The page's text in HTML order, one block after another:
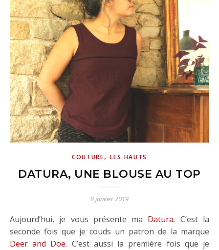
COUTURE, LES HAUTS
DATURA, UNE BLOUSE AU TOP
8 janvier 2019
Aujourd’hui, je vous présente ma Datura. C’est la
seconde fois que je couds un patron de la marque
Deer and Doe. C’est aussi la première fois que je